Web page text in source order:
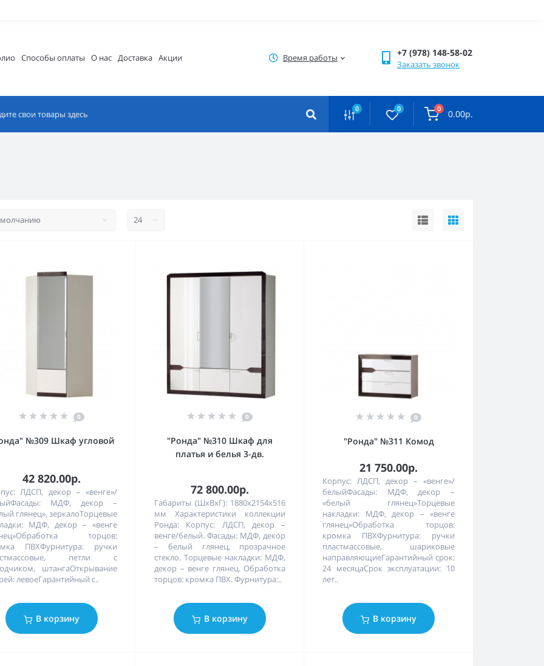
Способы оплаты О нас Доставка Акции Время работы +7 (978) 148-58-02
Заказать звонок
0 0 0 0.00р.
0
№309 Шкаф угловой
42 820.00р.
ЛДСП, декор – «венге»/
МДФ, декор –
глянец», зеркалоТорцевые
МДФ, декор – «венге
торцов:
ПВХФурнитура: ручки
петли с
штангаОткрывание
левоеГарантийный с..
В корзину
0
"Ронда" №310 Шкаф для
платья и белья 3-дв.
72 800.00р.
Габариты (ШхВхГ): 1880х2154х516
мм Характеристики коллекции
Ронда: Корпус: ЛДСП, декор –
венге/белый. Фасады: МДФ, декор
– белый глянец, прозрачное
стекло. Торцевые накладки: МДФ,
декор – венге глянец. Обработка
торцов: кромка ПВХ. Фурнитура:..
В корзину
0
"Ронда" №311 Комод
21 750.00р.
Корпус: ЛДСП, декор – «венге»/
белыйФасады: МДФ, декор –
«белый глянец»Торцевые
накладки: МДФ, декор – «венге
глянец»Обработка торцов:
кромка ПВХФурнитура: ручки
пластмассовые, шариковые
направляющиеГарантийный срок:
24 месяцаСрок эксплуатации: 10
лет..
В корзину